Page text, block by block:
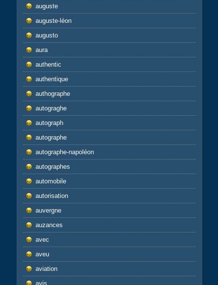
auguste
auguste-léon
augusto
aura
authentic
authentique
authographe
autograghe
autograph
autographe
autographe-napoléon
autographes
automobile
autorisation
auvergne
auzances
avec
aveu
aviation
avis